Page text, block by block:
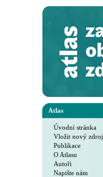
Atlas
Úvodní stránka
Vložit nový zdroj
Publikace
O Atlasu
Autoři
Napište nám